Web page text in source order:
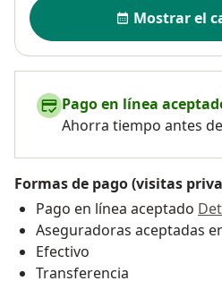
Mostrar el
Pago en línea
Ahorra tiempo antes
Formas de pago (visitas
Pago en línea aceptado
Aseguradoras aceptadas
Efectivo
Transferencia